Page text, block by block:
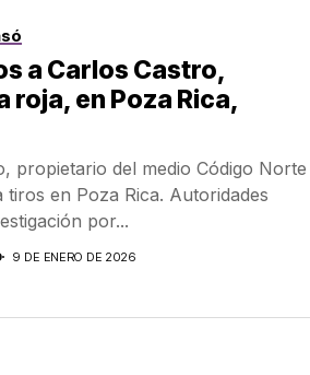
a Carlos Castro,
en Poza Rica,
propietario del medio Código Norte
en Poza Rica. Autoridades
por...
9 DE ENERO DE 2026